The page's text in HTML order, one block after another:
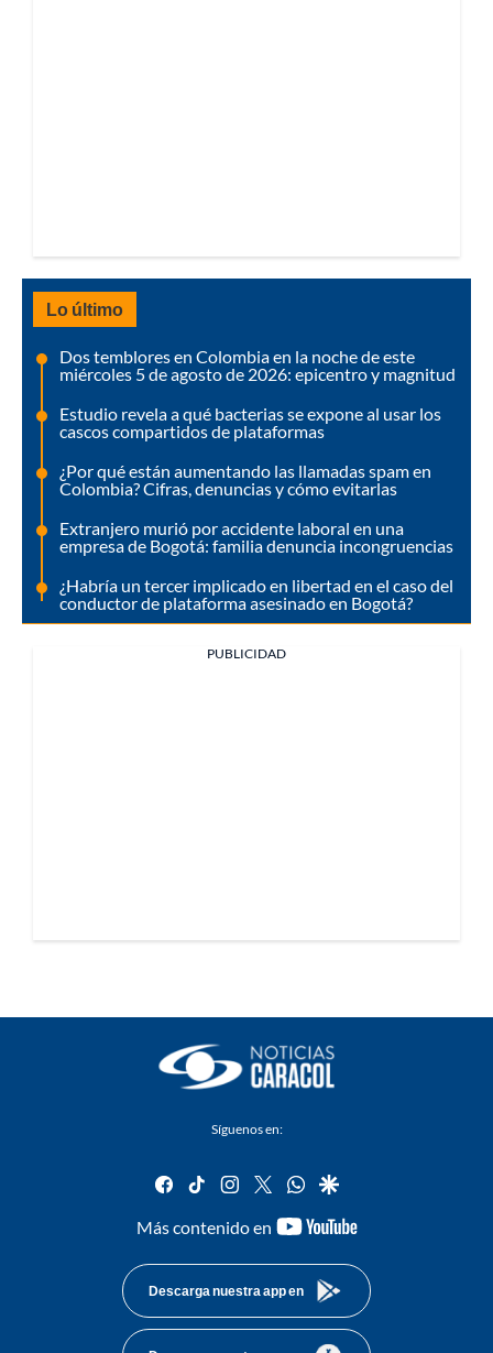
Lo último
Dos temblores en Colombia en la noche de este
miércoles 5 de agosto de 2026: epicentro y magnitud
Estudio revela a qué bacterias se expone al usar los
cascos compartidos de plataformas
¿Por qué están aumentando las llamadas spam en
Colombia? Cifras, denuncias y cómo evitarlas
Extranjero murió por accidente laboral en una
empresa de Bogotá: familia denuncia incongruencias
¿Habría un tercer implicado en libertad en el caso del
conductor de plataforma asesinado en Bogotá?
PUBLICIDAD
Síguenos en:
facebook
tiktok instagram
twitterwhatsapp
google
Más contenido en
youtube-
Descarga nuestra app en